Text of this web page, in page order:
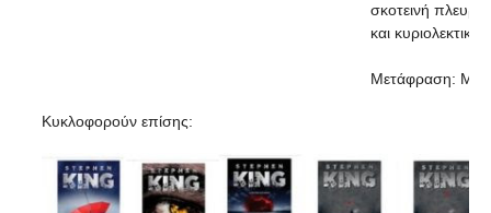
σκοτεινή
και κυριολεκτικά.
Μετάφραση:
Κυκλοφορούν επίσης: